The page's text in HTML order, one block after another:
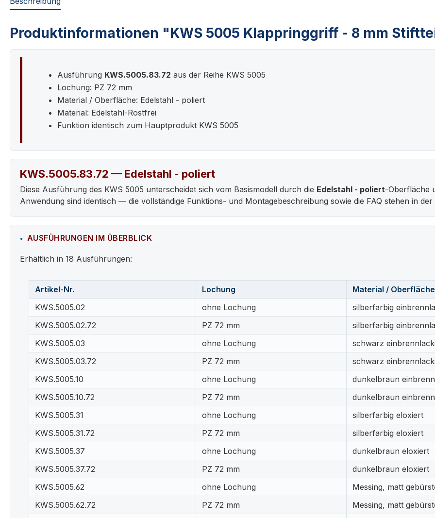
Produktinformationen "KWS 5005 Klappringgriff - 8 mm
Ausführung KWS.5005.83.72 aus der Reihe KWS 5005
Lochung: PZ 72 mm
Material / Oberfläche: Edelstahl - poliert
Material: Edelstahl-Rostfrei
Funktion identisch zum Hauptprodukt KWS 5005
KWS.5005.83.72 — Edelstahl - poliert
Diese Ausführung des KWS 5005 unterscheidet sich vom Basismodell durch die Edelstahl - poliert-Oberfläche
Anwendung sind identisch — die vollständige Funktions- und Montagebeschreibung sowie die FAQ stehen in
AUSFÜHRUNGEN IM ÜBERBLICK
Erhältlich in 18 Ausführungen:
Artikel-Nr. Lochung
Material / Oberfläche
KWS.5005.02
ohne Lochung
silberfarbig
KWS.5005.02.72
PZ 72 mm
silberfarbig
KWS.5005.03
ohne Lochung
schwarz
KWS.5005.03.72
PZ 72 mm
schwarz
KWS.5005.10
ohne Lochung
dunkelbraun
KWS.5005.10.72
PZ 72 mm
dunkelbraun
KWS.5005.31
ohne Lochung
silberfarbig eloxiert
KWS.5005.31.72
PZ 72 mm
silberfarbig eloxiert
KWS.5005.37
ohne Lochung
dunkelbraun eloxiert
KWS.5005.37.72
PZ 72 mm
dunkelbraun eloxiert
KWS.5005.62
ohne Lochung
Messing, matt
KWS.5005.62.72
PZ 72 mm
Messing, matt